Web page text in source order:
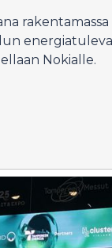
Nokialle.